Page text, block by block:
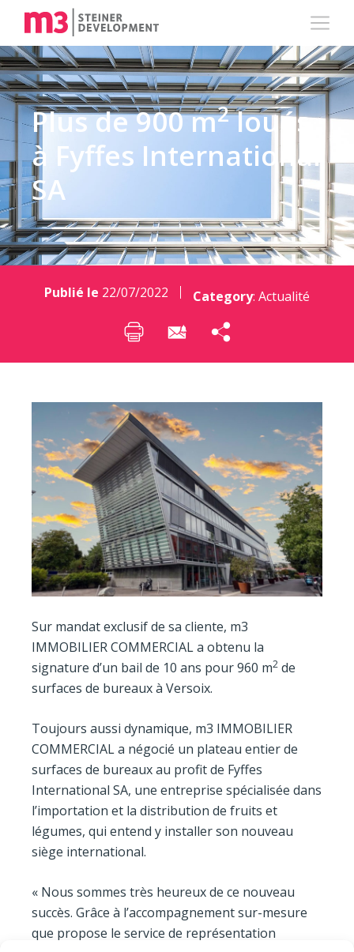
Plus de 900 m2loués
à Fyffes International
SA
Publié le 22/07/2022 Category: Actualité
Sur mandat exclusif de sa cliente, m3
IMMOBILIER COMMERCIAL a obtenu la
signature d’un bail de 10 ans pour 960 m2 de
surfaces de bureaux à Versoix.
Toujours aussi dynamique, m3 IMMOBILIER
COMMERCIAL a négocié un plateau entier de
surfaces de bureaux au profit de Fyffes
International SA, une entreprise spécialisée dans
l’importation et la distribution de fruits et
légumes, qui entend y installer son nouveau
siège international.
« Nous sommes très heureux de ce nouveau
succès. Grâce à l’accompagnement sur-mesure
que propose le service de représentation